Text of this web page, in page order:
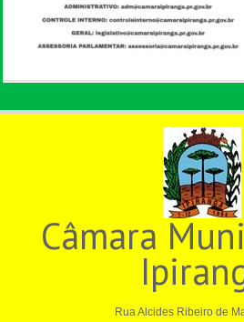
Câmara
Rua Alcides Ribeiro de